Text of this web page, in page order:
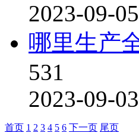
2023-09-05
哪里生产
531
2023-09-03
首页 1 2 3 4 5 6 下一页 尾页